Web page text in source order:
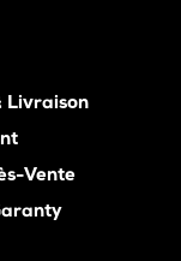
Livraison
Vente